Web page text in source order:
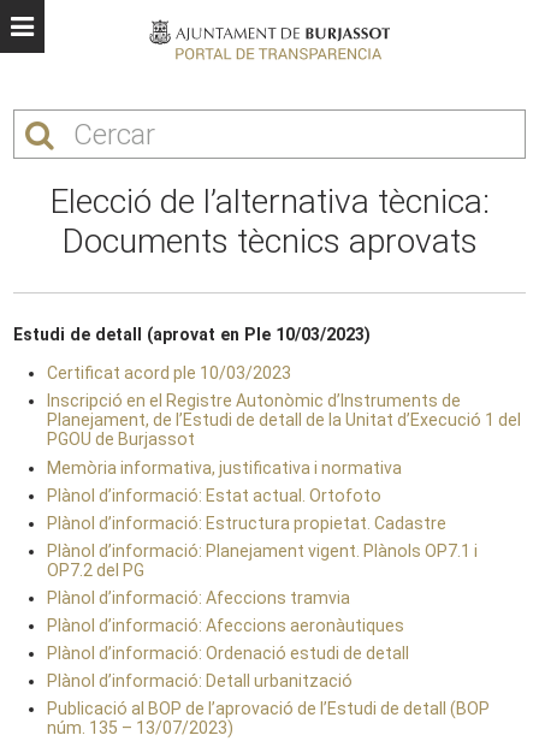
Elecció de l’alternativa tècnica:
Documents tècnics aprovats
Estudi de detall (aprovat en Ple 10/03/2023)
Certificat acord ple 10/03/2023
Inscripció en el Registre Autonòmic d’Instruments de
Planejament, de l’Estudi de detall de la Unitat d’Execució 1 del
PGOU de Burjassot
Memòria informativa, justificativa i normativa
Plànol d’informació: Estat actual. Ortofoto
Plànol d’informació: Estructura propietat. Cadastre
Plànol d’informació: Planejament vigent. Plànols OP7.1 i
OP7.2 del PG
Plànol d’informació: Afeccions tramvia
Plànol d’informació: Afeccions aeronàutiques
Plànol d’informació: Ordenació estudi de detall
Plànol d’informació: Detall urbanització
Publicació al BOP de l’aprovació de l’Estudi de detall (BOP
núm. 135 – 13/07/2023)